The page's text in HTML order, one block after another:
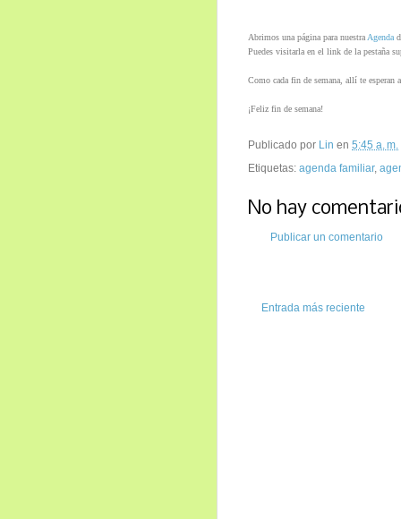
Abrimos una página para nuestra Agenda
Puedes visitarla en el link de la pestaña
Como cada fin de semana, allí te esperan
¡Feliz fin de semana!
Publicado por Lin en 5:45 a. m.
Etiquetas: agenda familiar,
No hay
Publicar un comentario
Entrada más reciente